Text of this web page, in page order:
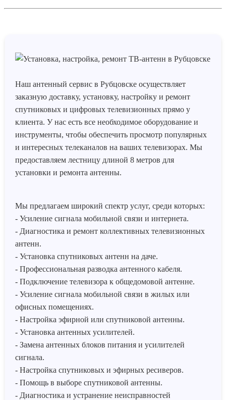
Наш антенный сервис в Рубцовске осуществляет
заказную доставку, установку, настройку и ремонт
спутниковых и цифровых телевизионных прямо у
клиента. У нас есть все необходимое оборудование и
инструменты, чтобы обеспечить просмотр популярных
и интересных телеканалов на ваших телевизорах. Мы
предоставляем лестницу длиной 8 метров для
установки и ремонта антенны.
Мы предлагаем широкий спектр услуг, среди которых:
- Усиление сигнала мобильной связи и интернета.
- Диагностика и ремонт коллективных телевизионных
антенн.
- Установка спутниковых антенн на даче.
- Профессиональная разводка антенного кабеля.
- Подключение телевизора к общедомовой антенне.
- Усиление сигнала мобильной связи в жилых или
офисных помещениях.
- Настройка эфирной или спутниковой антенны.
- Установка антенных усилителей.
- Замена антенных блоков питания и усилителей
сигнала.
- Настройка спутниковых и эфирных ресиверов.
- Помощь в выборе спутниковой антенны.
- Диагностика и устранение неисправностей